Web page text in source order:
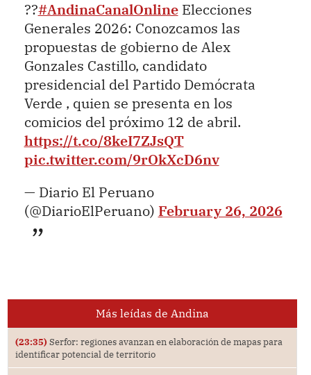
??#AndinaCanalOnlineElecciones
Generales 2026: Conozcamos las
propuestas de gobierno de Alex
Gonzales Castillo, candidato
presidencial del Partido Demócrata
Verde , quien se presenta en los
comicios del próximo 12 de abril.
https://t.co/8keI7ZJsQT
pic.twitter.com/9rOkXcD6nv
— Diario El Peruano
(@DiarioElPeruano) February 26, 2026
Más leídas de Andina
(23:35) Serfor: regiones avanzan en elaboración de mapas para
identificar potencial de territorio